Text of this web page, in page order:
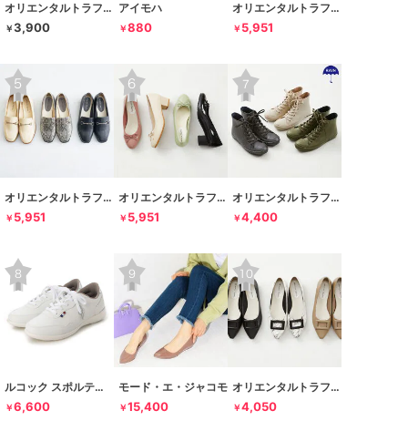
オリエンタルトラフィック
￥3,900
アイモハ
￥880
オリエンタルトラフィック
￥ 5,951
オリエンタルトラフィック
￥ 5,951
オリエンタルトラフィック
￥ 5,951
オリエンタルトラフィック
￥4,400
ルコック スポルティフ
￥6,600
モード・エ・ジャコモ
￥15,400
オリエンタルトラフィック
￥4,050